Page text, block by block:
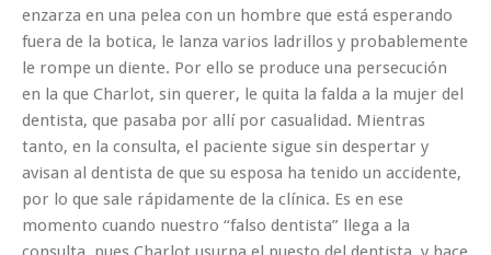
enzarza en una pelea con un hombre que está esperando
fuera de la botica, le lanza varios ladrillos y probablemente
le rompe un diente. Por ello se produce una persecución
en la que Charlot, sin querer, le quita la falda a la mujer del
dentista, que pasaba por allí por casualidad. Mientras
tanto, en la consulta, el paciente sigue sin despertar y
avisan al dentista de que su esposa ha tenido un accidente,
por lo que sale rápidamente de la clínica. Es en ese
momento cuando nuestro “falso dentista” llega a la